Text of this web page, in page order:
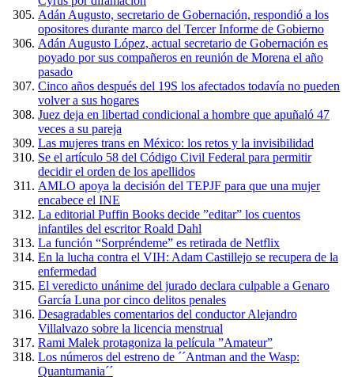
Adán Augusto, secretario de Gobernación, respondió a los
opositores durante marco del Tercer Informe de Gobierno
Adán Augusto López, actual secretario de Gobernación es
poyado por sus compañeros en reunión de Morena el año
pasado
Cinco años después del 19S los afectados todavía no pueden
volver a sus hogares
Juez deja en libertad condicional a hombre que apuñaló 47
veces a su pareja
Las mujeres trans en México: los retos y la invisibilidad
Se el artículo 58 del Código Civil Federal para permitir
decidir el orden de los apellidos
AMLO apoya la decisión del TEPJF para que una mujer
encabece el INE
La editorial Puffin Books decide ”editar” los cuentos
infantiles del escritor Roald Dahl
La función “Sorpréndeme” es retirada de Netflix
En la lucha contra el VIH: Adam Castillejo se recupera de la
enfermedad
El veredicto unánime del jurado declara culpable a Genaro
García Luna por cinco delitos penales
Desagradables comentarios del conductor Alejandro
Villalvazo sobre la licencia menstrual
Rami Malek protagoniza la película ”Amateur”
Los números del estreno de ´´Antman and the Wasp:
Quantumania´´